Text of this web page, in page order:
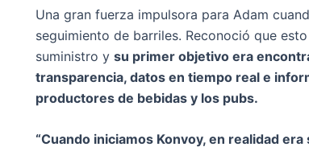
Una gran fuerza impulsora para Adam
seguimiento de barriles. Reconoció que
suministro y su primer objetivo era
transparencia, datos en tiempo real e
productores de bebidas y los pubs.
“Cuando iniciamos Konvoy, en realidad